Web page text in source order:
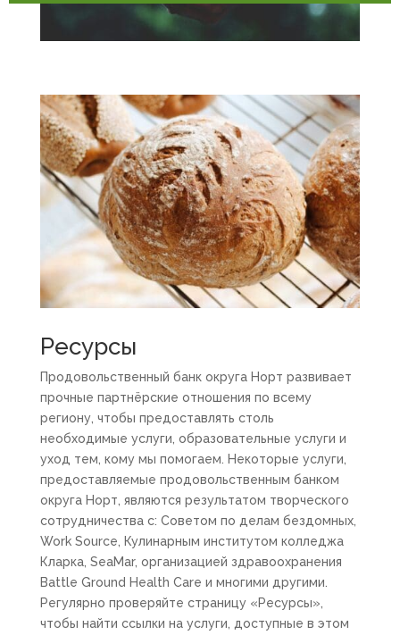
Ресурсы
Продовольственный банк округа Норт развивает
прочные партнёрские отношения по всему
региону, чтобы предоставлять столь
необходимые услуги, образовательные услуги и
уход тем, кому мы помогаем. Некоторые услуги,
предоставляемые продовольственным банком
округа Норт, являются результатом творческого
сотрудничества с: Советом по делам бездомных,
Work Source, Кулинарным институтом колледжа
Кларка, SeaMar, организацией здравоохранения
Battle Ground Health Care и многими другими.
Регулярно проверяйте страницу «Ресурсы»,
чтобы найти ссылки на услуги, доступные в этом